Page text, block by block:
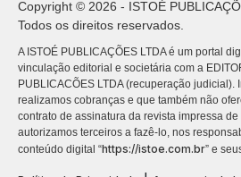
Copyright © 2026 - ISTOÉ
Todos os direitos reservados.
A ISTOÉ PUBLICAÇÕES LTDA é um portal
vinculação editorial e societária com a
PUBLICACÕES LTDA (recuperação judicial).
realizamos cobranças e que também não
contrato de assinatura da revista impressa
autorizamos terceiros a fazê-lo, nos
conteúdo digital “https://istoe.com.br” e